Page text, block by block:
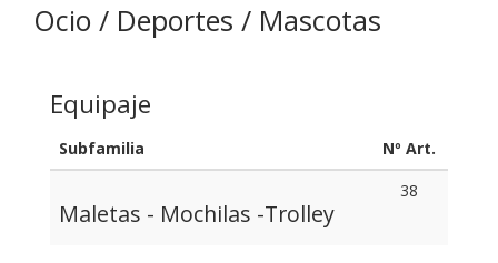
Ocio / Deportes / Mascotas
Equipaje
Subfamilia Nº Art.
Maletas - Mochilas -Trolley
38